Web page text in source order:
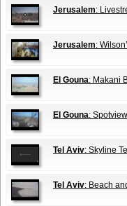
Jerusalem:
Jerusalem:
El Gouna: Makani
El Gouna: Spotview
Tel Aviv: Skyline
Tel Aviv: Beach